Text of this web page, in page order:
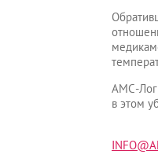
АМС-
в этом